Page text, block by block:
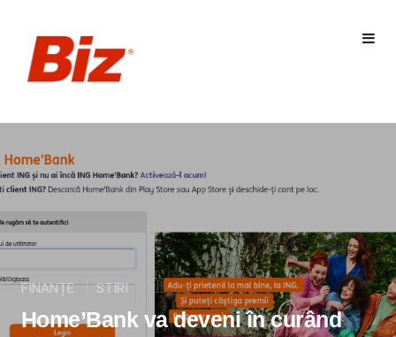
FINANȚE STIRI
Home’Bank va deveni în curând